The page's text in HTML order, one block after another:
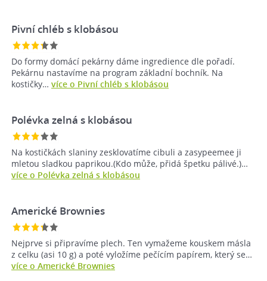
Pivní chléb s klobásou
Do formy domácí pekárny dáme ingredience dle pořadí.
Pekárnu nastavíme na program základní bochník. Na
kostičky… více o Pivní chléb s klobásou
Polévka zelná s klobásou
Na kostičkách slaniny zesklovatíme cibuli a zasypeemee ji
mletou sladkou paprikou.(Kdo může, přidá špetku pálivé.)…
více o Polévka zelná s klobásou
Americké Brownies
Nejprve si připravíme plech. Ten vymažeme kouskem másla
z celku (asi 10 g) a poté vyložíme pečícím papírem, který se…
více o Americké Brownies